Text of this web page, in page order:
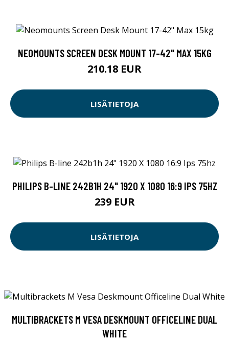
NEOMOUNTS SCREEN DESK MOUNT 17-42" MAX 15KG
210.18 EUR
LISÄTIETOJA
PHILIPS B-LINE 242B1H 24" 1920 X 1080 16:9 IPS 75HZ
239 EUR
LISÄTIETOJA
MULTIBRACKETS M VESA DESKMOUNT OFFICELINE DUAL
WHITE